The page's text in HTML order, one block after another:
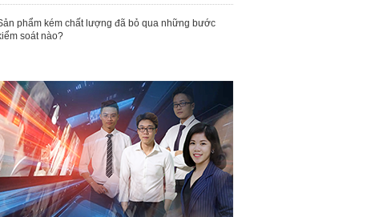
phẩm kém chất lượng đã bỏ qua những bước
soát nào?